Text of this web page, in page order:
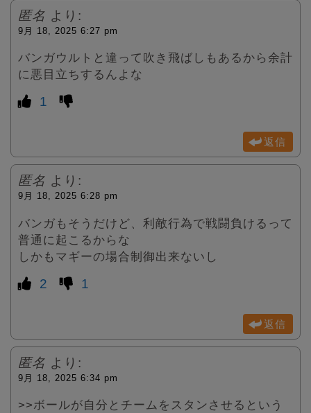
匿名 より:
9月 18, 2025 6:27 pm
バンガウルトと違って吹き飛ばしもあるから余計
に悪目立ちするんよな
1
返信
匿名 より:
9月 18, 2025 6:28 pm
バンガもそうだけど、利敵行為で戦闘負けるって
普通に起こるからな
しかもマギーの場合制御出来ないし
2 1
返信
匿名 より:
9月 18, 2025 6:34 pm
>>ボールが自分とチームをスタンさせるという